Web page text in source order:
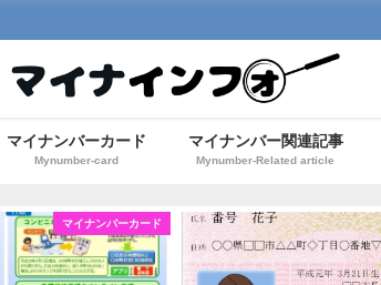
マイナンバーカード
Mynumber-card
マイナンバー関連記事
Mynumber-Related article
マイナンバーカード